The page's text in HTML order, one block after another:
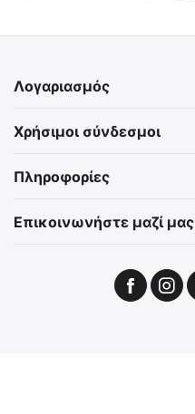
Λογαριασμός
Χρήσιμοι σύνδεσμοι
Πληροφορίες
Επικοινωνήστε μαζί μας